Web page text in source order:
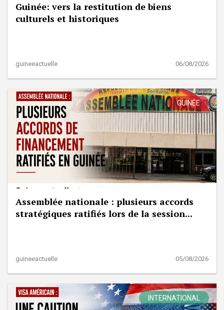
Guinée: vers la restitution de biens
culturels et historiques
guineeactuelle 06/08/2026
GUINÉE
Assemblée nationale : plusieurs accords
stratégiques ratifiés lors de la session...
guineeactuelle 05/08/2026
INTERNATIONAL